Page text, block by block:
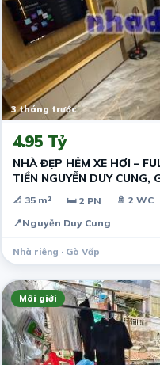
3 tháng trước
4.95 Tỷ
NHÀ ĐẸP HẺM XE HƠI –
TIỀN NGUYỄN DUY CUNG,
📐 35 m² 🛏 2 PN
🚿 2 WC
📍Nguyễn Duy Cung
Nhà riêng · Gò Vấp
Môi giới